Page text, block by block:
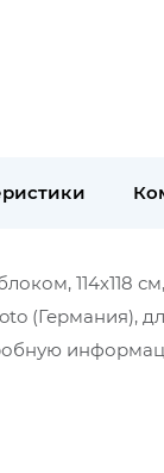
114х118
(Германия),